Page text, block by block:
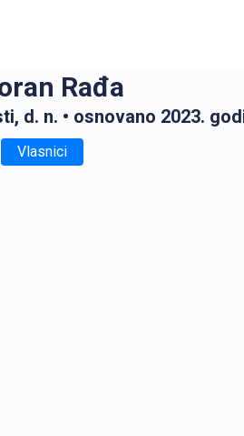
Rađa
d. n. • osnovano 2023.
Vlasnici